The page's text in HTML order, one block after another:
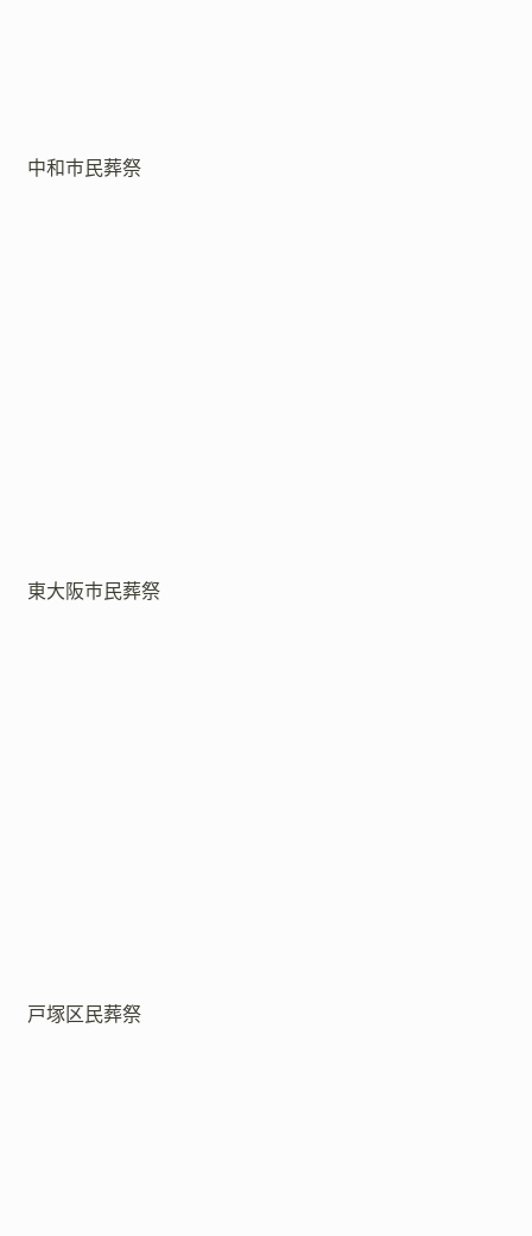
中和市民葬祭
東大阪市民葬祭
戸塚区民葬祭